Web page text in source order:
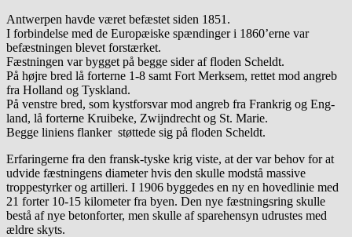
Antwerpen havde været befæstet siden 1851.
I forbindelse med de Europæiske spændinger i 1860’erne var
befæstningen blevet forstærket.
Fæstningen var bygget på begge sider af floden Scheldt.
På højre bred lå forterne 1-8 samt Fort Merksem, rettet mod angreb
fra Holland og Tyskland.
På venstre bred, som kystforsvar mod angreb fra Frankrig og Eng-
land, lå forterne Kruibeke, Zwijndrecht og St. Marie.
Begge liniens flanker støttede sig på floden Scheldt.
Erfaringerne fra den fransk-tyske krig viste, at der var behov for at
udvide fæstningens diameter hvis den skulle modstå massive
troppestyrker og artilleri. I 1906 byggedes en ny en hovedlinie med
21 forter 10-15 kilometer fra byen. Den nye fæstningsring skulle
bestå af nye betonforter, men skulle af sparehensyn udrustes med
ældre skyts.